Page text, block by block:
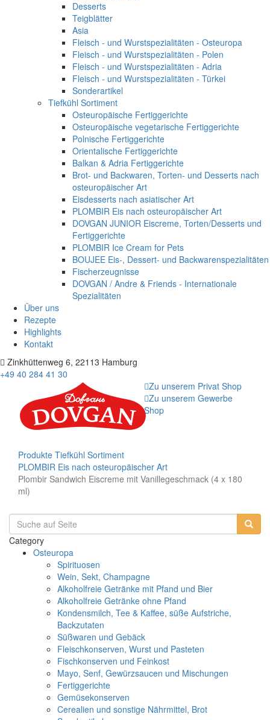
Desserts
Teigblätter
Asia
Fleisch - und Wurstspezialitäten - Osteuropa
Fleisch - und Wurstspezialitäten - Polen
Fleisch - und Wurstspezialitäten - Adria
Fleisch - und Wurstspezialitäten - Türkei
Sonderartikel
Tiefkühl Sortiment
Osteuropäische Fertiggerichte
Osteuropäische vegetarische Fertiggerichte
Polnische Fertiggerichte
Orientalische Fertiggerichte
Balkan & Adria Fertiggerichte
Brot- und Backwaren, Torten- und Desserts nach
osteuropäischer Art
Eisdesserts nach asiatischer Art
PLOMBIR Eis nach osteuropäischer Art
DOVGAN JUNIOR Eiscreme, Torten/Desserts und
Fertiggerichte
PLOMBIR Ice Cream for Pets
BOUJEE Eis-, Dessert- und Backwarenspezialitäten
Fischerzeugnisse
DOVGAN / Andre & Friends - Internationale
Spezialitäten
Über uns
Rezepte
Highlights
Kontakt
Zinkhüttenweg 6, 22113 Hamburg
+49 40 284 41 30
Zu unserem Privat Shop
Zu unserem Gewerbe
Shop
Produkte Tiefkühl Sortiment
PLOMBIR Eis nach osteuropäischer Art
Plombir Sandwich Eiscreme mit Vanillegeschmack (4 x 180
ml)
Category
Osteuropa
Spirituosen
Wein, Sekt, Champagne
Alkoholfreie Getränke mit Pfand und Bier
Alkoholfreie Getränke ohne Pfand
Kondensmilch, Tee & Kaffee, süße Aufstriche,
Backzutaten
Süßwaren und Gebäck
Fleischkonserven, Wurst und Pasteten
Fischkonserven und Feinkost
Mayo, Senf, Gewürzsaucen und Mischungen
Fertiggerichte
Gemüsekonserven
Cerealien und sonstige Nährmittel, Brot